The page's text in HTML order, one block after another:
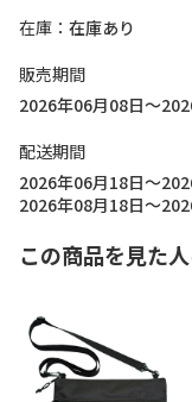
在庫
在庫あり
販売期間
2026年06月08日～
配送期間
2026年06月18日～
2026年08月18日～
この商品を見た